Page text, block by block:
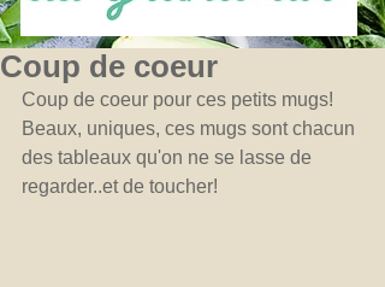
Coup de coeur
Coup de coeur pour ces petits mugs!
Beaux, uniques, ces mugs sont chacun
des tableaux qu'on ne se lasse de
regarder..et de toucher!